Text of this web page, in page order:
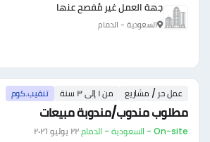
جهة العمل غير مُفصح عنها
السعودية - الدمام
عمل حر / مشاريع من ١ إلى ٣ سنة تنقيب.كوم
مطلوب مندوب/مندوبة مبيعات
On-site - السعودية - الدمام ·٢٢ يوليو ٢٠٢٦